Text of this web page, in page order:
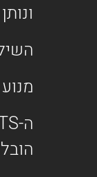
מנוע